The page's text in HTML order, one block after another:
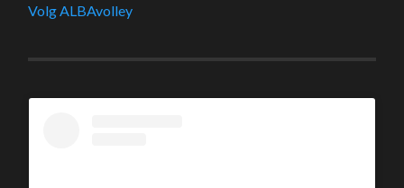
Volg ALBAvolley